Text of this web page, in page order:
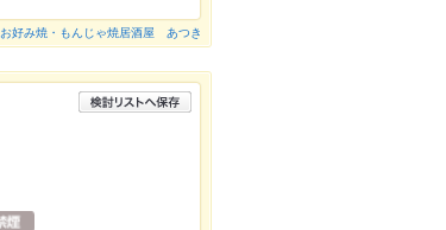
お好み焼・もんじゃ焼居酒屋 あつき